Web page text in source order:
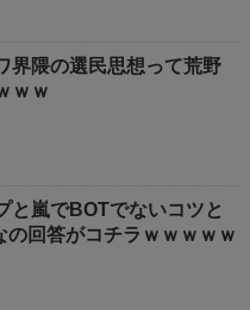
界隈の選民思想って荒野
ｗｗ
と嵐でBOTでないコツと
回答がコチラｗｗｗｗｗ